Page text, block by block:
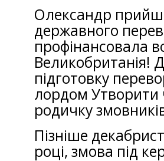
Олександр
державного
профінансовала
Великобританія!
підготовку
лордом Утворити
родичку
Пізніше
році, змова під